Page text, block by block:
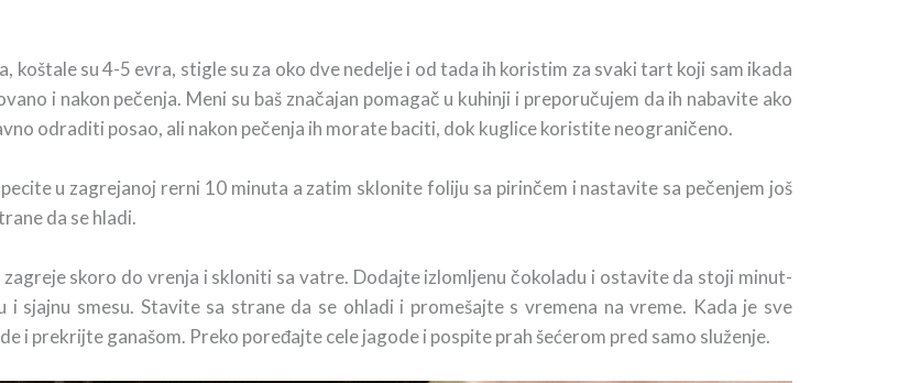
koštale su 4-5 evra, stigle su za oko dve nedelje i od tada ih koristim za svaki tart koji sam ikada
i nakon pečenja. Meni su baš značajan pomagač u kuhinji i preporučujem da ih nabavite ako
odraditi posao, ali nakon pečenja ih morate baciti, dok kuglice koristite neograničeno.
u zagrejanoj rerni 10 minuta a zatim sklonite foliju sa pirinčem i nastavite sa pečenjem još
da se hladi.
skoro do vrenja i skloniti sa vatre. Dodajte izlomljenu čokoladu i ostavite da stoji minut-
sjajnu smesu. Stavite sa strane da se ohladi i promešajte s vremena na vreme. Kada je sve
i prekrijte ganašom. Preko poređajte cele jagode i pospite prah šećerom pred samo služenje.